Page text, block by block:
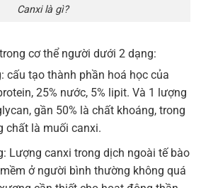
Canxi là gì?
cơ thể người dưới 2 dạng:
cấu tạo thành phần hoá học của
25% nước, 5% lipit. Và 1 lượng
gần 50% là chất khoáng, trong
chất là muối canxi.
Lượng canxi trong dịch ngoài tế bào
ở người bình thường không quá